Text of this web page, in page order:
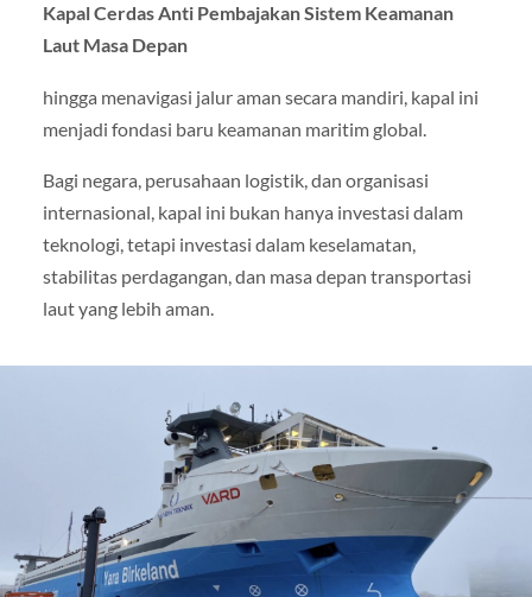
Kapal Cerdas Anti Pembajakan Sistem Keamanan
Laut Masa Depan
hingga menavigasi jalur aman secara mandiri, kapal ini
menjadi fondasi baru keamanan maritim global.
Bagi negara, perusahaan logistik, dan organisasi
internasional, kapal ini bukan hanya investasi dalam
teknologi, tetapi investasi dalam keselamatan,
stabilitas perdagangan, dan masa depan transportasi
laut yang lebih aman.